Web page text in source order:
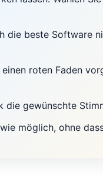
die beste Software
roten Faden
die gewünschte
möglich, ohne